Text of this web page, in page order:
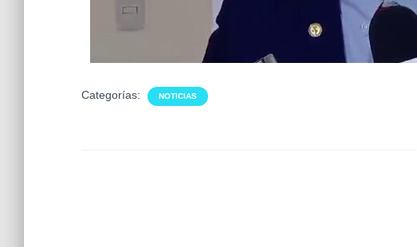
Categorías: NOTICIAS